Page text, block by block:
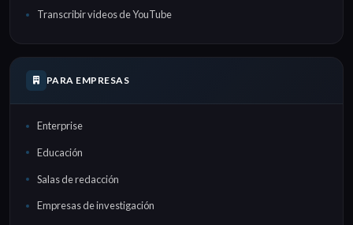
Transcribir videos de YouTube
PARA EMPRESAS
Enterprise
Educación
Salas de redacción
Empresas de investigación